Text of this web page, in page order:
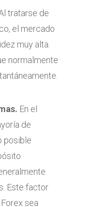
tratarse de
el mercado
muy alta.
normalmente
En el
de
posible
Este factor
sea